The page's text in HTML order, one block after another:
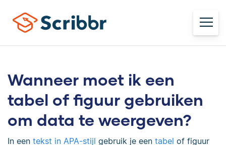
Wanneer moet ik een
tabel of figuur gebruiken
om data te weergeven?
In een tekst in APA-stijl gebruik je een tabel of figuur